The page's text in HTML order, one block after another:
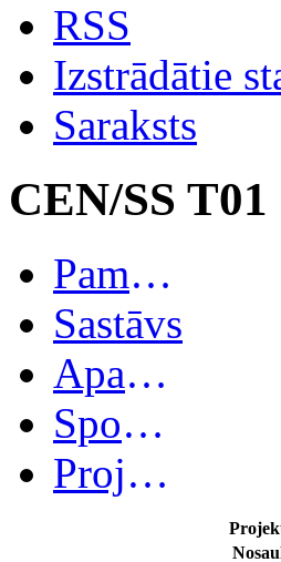
RSS
Izstrādātie
Saraksts
CEN/SS T01
Pamatinformācija
Sastāvs
Apakškomitejas
Spoguļkomitejas
Projekti